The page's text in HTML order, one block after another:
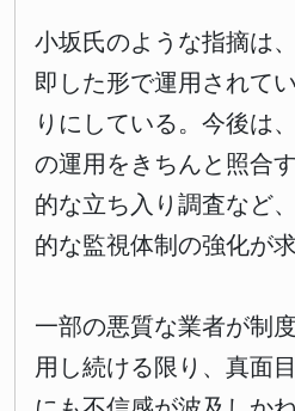
小坂氏のような指摘は
即した形で運用されて
りにしている。今後は
の運用をきちんと照合
的な立ち入り調査など
的な監視体制の強化が
一部の悪質な業者が制
用し続ける限り、真面